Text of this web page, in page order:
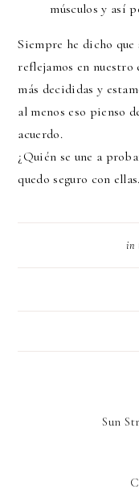
músculos y así
Siempre he dicho
reflejamos en nuestro
más decididas y
al menos eso pienso
acuerdo.
¿Quién se une a
quedo seguro con ellas.
in
Sun